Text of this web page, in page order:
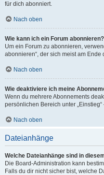
für dich abonniert.
Nach oben
Wie kann ich ein Forum abonnieren?
Um ein Forum zu abonnieren,
abonnieren“, der sich meist am Ende
Nach oben
Wie deaktiviere ich meine
Wenn du mehrere Abonnements
persönlichen Bereich unter
Nach oben
Dateianhänge
Welche Dateianhänge sind in
Die Board-Administration kann
Falls du dir nicht sicher bist, welche